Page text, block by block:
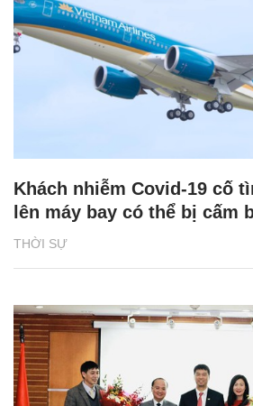
THỜI SỰ
Khách nhiễm Covid-19 cố
lên máy bay có thể bị cấm